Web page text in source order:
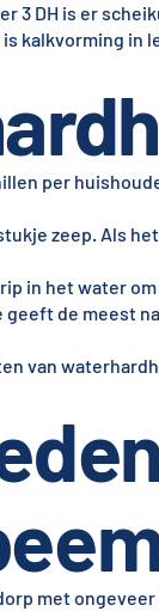
3 DH is er
kalkvorming in
per
zeep. Als
in het water
geeft de meest
van
met ongeveer